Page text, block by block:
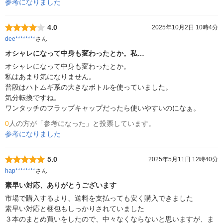
参考になりました
4.0
2025年10月2日 10時4分
dee********さん
オシャレになって中身も変わったとか。私…
オシャレになって中身も変わったとか。
私はあまり気になりません。
普段はハトムギ系の大きなボトルを使っていました。
気分転換ですね。
ワンタッチのフラップキャップだったら使いやすいのになぁ。
0人の方が「参考になった」と投票しています。
参考になりました
5.0
2025年5月11日 12時40分
hap********さん
素早い対応、ありがとうございます
市場で購入するより、送料を支払っても安く購入できました
素早い対応と梱包もしっかりされていました
３本のまとめ買いをしたので、中々なくならないと思いますが、ま